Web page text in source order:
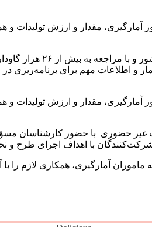
آمارگیری، مقدار و ارزش تولیدات
طرح آمارگیری از
آمارگیری، مقدار و ارزش تولیدات
حضوری با حضور کارشناسان مسؤل
آمارگیری، همکاری لازم را با